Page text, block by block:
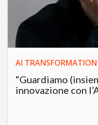
AI TRANSFORMATION
“Guardiamo
innovazione con